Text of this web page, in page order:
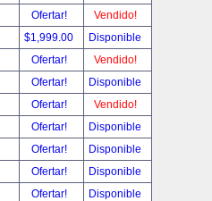
Ofertar!
Vendido!
$1,999.00
Disponible
Ofertar!
Vendido!
Ofertar!
Disponible
Ofertar!
Vendido!
Ofertar!
Disponible
Ofertar!
Disponible
Ofertar!
Disponible
Ofertar!
Disponible